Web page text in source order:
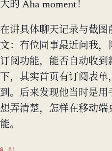
大的 Aha moment！
在讲具体聊天记录与截图
文：有位同事最近问我，
订阅功能，能否自动收到
下，其实首页有订阅表
到。后来发现他当时是用
想弄清楚，怎样在移动端
能。